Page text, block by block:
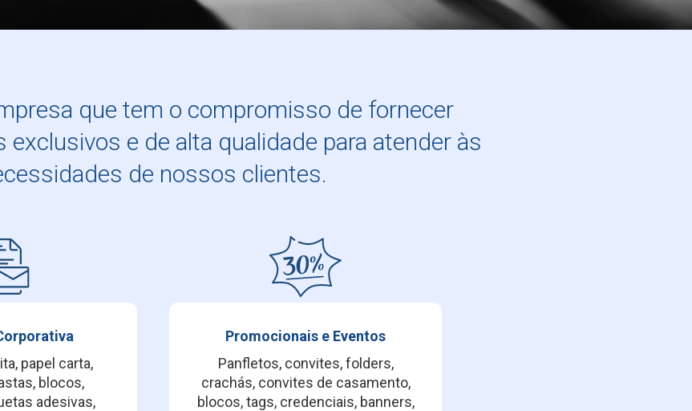
que tem o compromisso de fornecer
e de alta qualidade para atender às
de nossos clientes.
papel carta,
blocos,
adesivas,
Promocionais e Eventos
Panfletos, convites, folders,
crachás, convites de casamento,
blocos, tags, credenciais, banners,